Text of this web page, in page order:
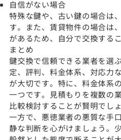
自信がない場合
特殊な鍵や、古い鍵の場合は
す。また、賃貸物件の場合は
があるため、自分で交換する
まとめ
鍵交換で信頼できる業者を選
定、評判、料金体系、対応力
が大切です。特に、料金体系
一つです。見積もりを複数の
比較検討することが賢明でしょ
一方で、悪徳業者の悪質な手
静な判断を心がけましょう。